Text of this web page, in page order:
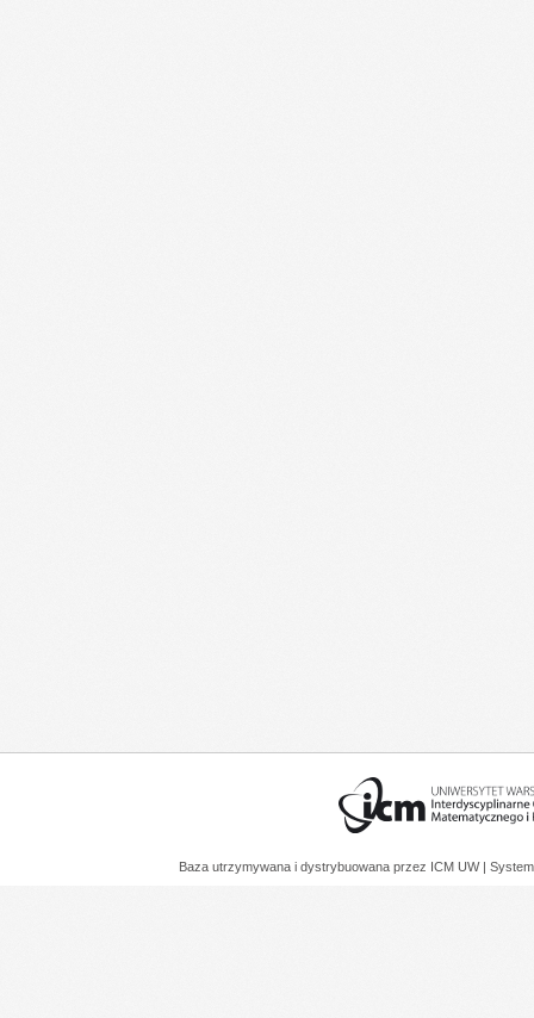
Baza utrzymywana i dystrybuowana przez ICM UW |